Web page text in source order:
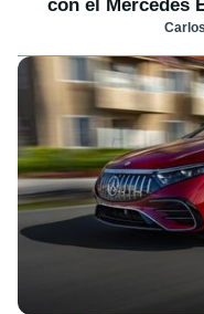
con el Mercedes